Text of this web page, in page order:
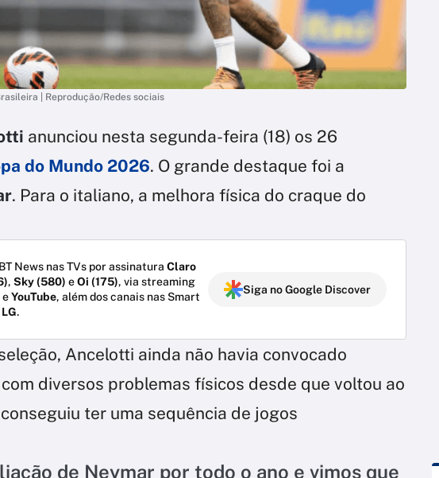
| Reprodução/Redes sociais
anunciou nesta segunda-feira (18) os 26
do Mundo 2026. O grande destaque foi a
. Para o italiano, a melhora física do craque do
News nas TVs por assinatura Claro
, Sky (580) eOi (175), via streaming
eYouTube, além dos canais nas Smart
LG.
Siga no Google Discover
Ancelotti ainda não havia convocado
diversos problemas físicos desde que voltou ao
ter uma sequência de jogos
de Neymar por todo o ano e vimos que